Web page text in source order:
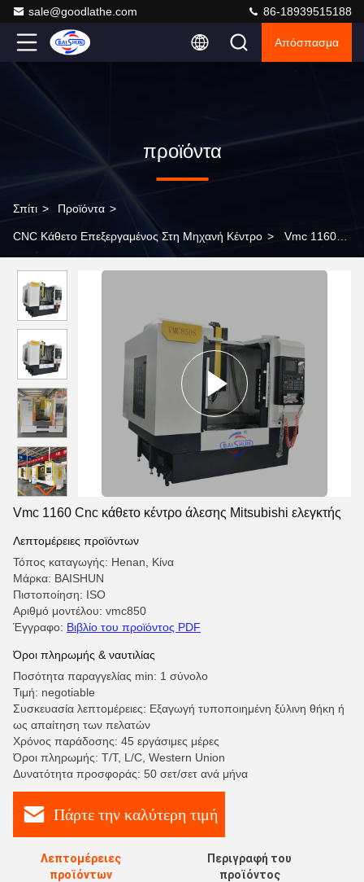
sale@goodlathe.com 86-18939515188
Απόσπασμα
προϊόντα
Σπίτι > Προϊόντα >
CNC Κάθετο Επεξεργαμένος Στη Μηχανή Κέντρο > Vmc 1160
Vmc 1160 Cnc κάθετο κέντρο άλεσης Mitsubishi ελεγκτής
Λεπτομέρειες προϊόντων
Τόπος καταγωγής: Henan, Κίνα
Μάρκα: BAISHUN
Πιστοποίηση: ISO
Αριθμό μοντέλου: vmc850
Έγγραφο: Βιβλίο του προϊόντος PDF
Όροι πληρωμής & ναυτιλίας
Ποσότητα παραγγελίας min: 1 σύνολο
Τιμή: negotiable
Συσκευασία λεπτομέρειες: Εξαγωγή τυποποιημένη ξύλινη θήκη ή
ως απαίτηση των πελατών
Χρόνος παράδοσης: 45 εργάσιμες μέρες
Όροι πληρωμής: T/T, L/C, Western Union
Δυνατότητα προσφοράς: 50 σετ/σετ ανά μήνα
Πάρτε την καλύτερη τιμή
Λεπτομέρειες
προϊόντων
Περιγραφή του
προϊόντος